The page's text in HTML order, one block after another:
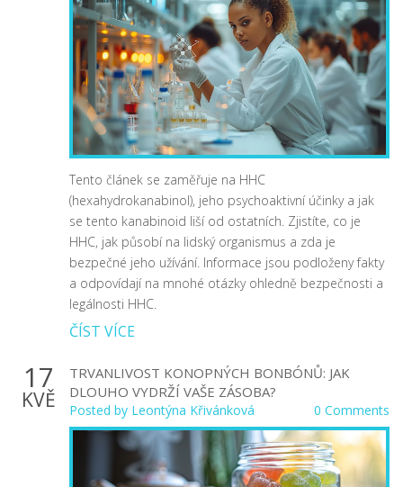
Tento článek se zaměřuje na HHC
(hexahydrokanabinol), jeho psychoaktivní účinky a jak
se tento kanabinoid liší od ostatních. Zjistíte, co je
HHC, jak působí na lidský organismus a zda je
bezpečné jeho užívání. Informace jsou podloženy fakty
a odpovídají na mnohé otázky ohledně bezpečnosti a
legálnosti HHC.
ČÍST VÍCE
17
KVĚ
TRVANLIVOST KONOPNÝCH BONBÓNŮ: JAK
DLOUHO VYDRŽÍ VAŠE ZÁSOBA?
Posted by Leontýna Křivánková 0 Comments